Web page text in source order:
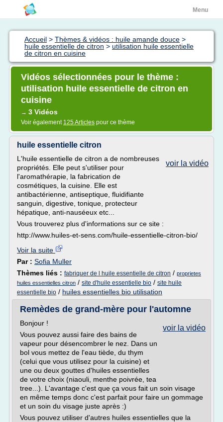
Menu
Accueil > Thèmes & vidéos : huile amande douce >
huile essentielle de citron > utilisation huile essentielle
de citron en cuisine
Vidéos sélectionnées pour le thème :
utilisation huile essentielle de citron en
cuisine
→ 3 Vidéos
Voir également 125 Articles pour ce thème
huile essentielle citron
voir la vidéo
L'huile essentielle de citron a de nombreuses
propriétés. Elle peut s'utiliser pour
l'aromathérapie, la fabrication de
cosmétiques, la cuisine. Elle est
antibactérienne, antiseptique, fluidifiante
sanguin, digestive, tonique, protecteur
hépatique, anti-nauséeux etc...
Vous trouverez plus d'informations sur ce site :
http://www.huiles-et-sens.com/huile-essentielle-citron-bio/
Voir la suite
Par : Sofia Muller
Thèmes liés : fabriquer de l huile essentielle de citron / proprietes
huiles essentielles citron / site d'huile essentielle bio / site huile
essentielle bio / huiles essentielles bio utilisation
Remèdes de grand-mère pour l'automne
voir la vidéo
Bonjour !
Vous pouvez aussi faire des bains de
vapeur pour désencombrer le nez. Dans un
bol vous mettez de l'eau tiède, du thym
(celui que vous utilisez pour la cuisine) et
une ou deux gouttes d'huiles essentielles
de votre choix (niaouli, menthe poivrée, tea
tree...). L'avantage c'est que ça vous fait un soin visage
en même temps donc c'est parfait pour faire un gommage
et un soin du visage juste après :)
Vous pouvez utiliser d'autres huiles essentielles que la